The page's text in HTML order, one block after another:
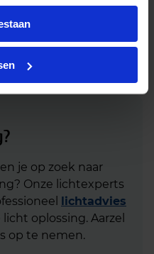
je op zoek naar
Onze lichtexperts
lichtadvies
oplossing. Aarzel
op te nemen.